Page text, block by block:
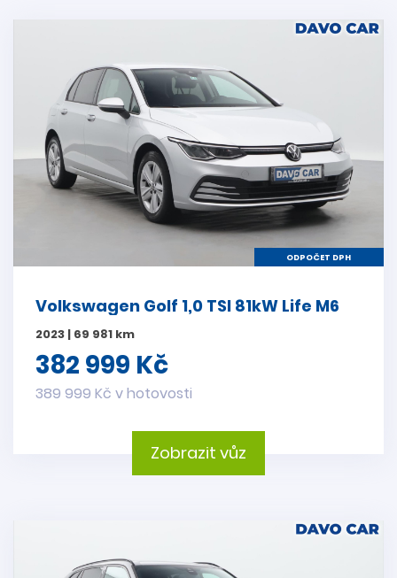
ODPOČET DPH
Volkswagen Golf 1,0 TSI 81kW Life M6
2023 | 69 981 km
382 999 Kč
389 999 Kč v hotovosti
Zobrazit vůz